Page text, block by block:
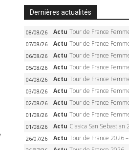
Dernières actualités
08/08/26 Actu Tour de France Femmes 2026, étape 8 – Demi Vollering gagne à
07/08/26 Actu Tour de France Femmes 2026, étape 7 – Kasia Niewiadoma gagne
06/08/26 Actu Tour de France Femmes 2026, étape 6 – Kim Le Court-
05/08/26 Actu Tour de France Femmes 2026, étape 5 – Demi Vollering gagne à
04/08/26 Actu Tour de France Femmes 2026, étape 4 – Marlen
03/08/26 Actu Tour de France Femmes 2026, étape 3 – Sigrid Haugset
02/08/26 Actu Tour de France Femmes 2026, étape 2 – Lorena Wiebes
01/08/26 Actu Tour de France Femmes 2026, étape 1 – Lorena Wiebes
01/08/26 Actu Clasica San Sebastian 2026 – Evenepoel
26/07/26 Actu Tour de France 2026 – Van der Poel monumental à